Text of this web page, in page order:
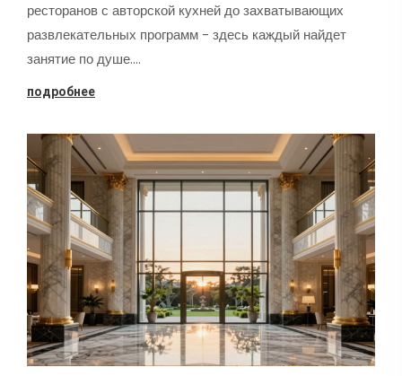
ресторанов с авторской кухней до захватывающих
развлекательных программ - здесь каждый найдет
занятие по душе.…
подробнее